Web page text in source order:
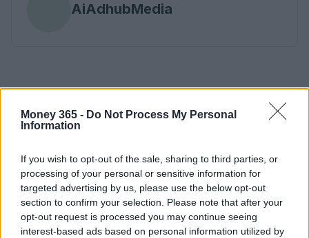
Money 365 - Do Not Process My Personal
Information
If you wish to opt-out of the sale, sharing to third parties, or
processing of your personal or sensitive information for
targeted advertising by us, please use the below opt-out
section to confirm your selection. Please note that after your
opt-out request is processed you may continue seeing
interest-based ads based on personal information utilized by
AiAdhubMedia